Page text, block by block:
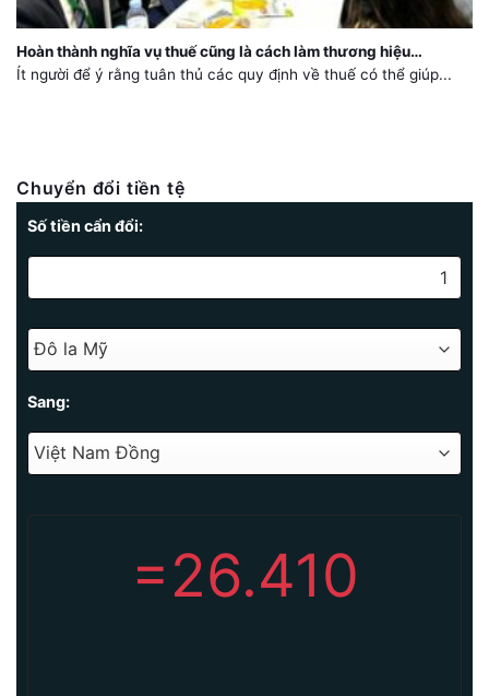
Hoàn thành nghĩa vụ thuế cũng là cách làm thương hiệu…
Ít người để ý rằng tuân thủ các quy định về thuế có thể giúp...
Chuyển đổi tiền tệ
Số tiền cẩn đổi:
Sang:
=26.410